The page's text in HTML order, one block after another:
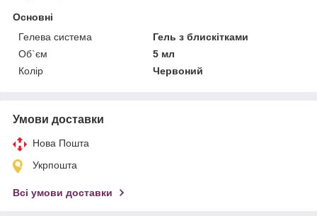
Основні
Гелева система
Гель з блискітками
Об`єм
5 мл
Колір
Червоний
Умови доставки
Нова Пошта
Укрпошта
Всі умови доставки